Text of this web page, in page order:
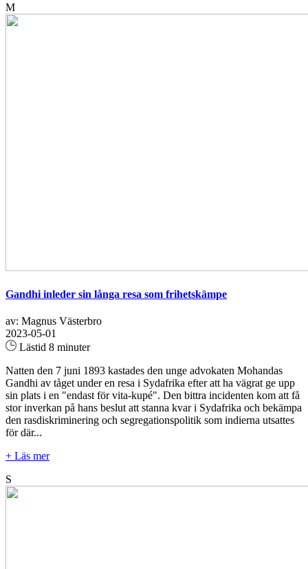
M
Gandhi inleder sin långa resa som frihetskämpe
av: Magnus Västerbro
2023-05-01
Lästid 8 minuter
Natten den 7 juni 1893 kastades den unge advokaten Mohandas
Gandhi av tåget under en resa i Sydafrika efter att ha vägrat ge upp
sin plats i en "endast för vita-kupé". Den bittra incidenten kom att få
stor inverkan på hans beslut att stanna kvar i Sydafrika och bekämpa
den rasdiskriminering och segregationspolitik som indierna utsattes
för där...
+ Läs mer
S